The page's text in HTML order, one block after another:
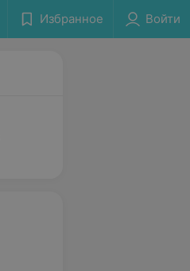
Избранное Войти